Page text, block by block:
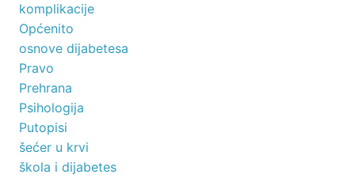
komplikacije
Općenito
osnove dijabetesa
Pravo
Prehrana
Psihologija
Putopisi
šećer u krvi
škola i dijabetes